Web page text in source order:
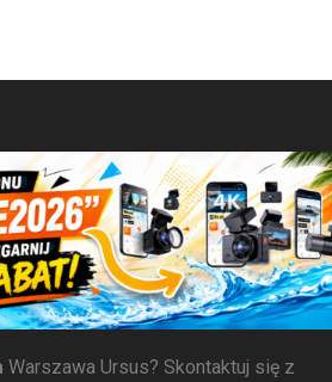
Warszawa Ursus? Skontaktuj się z